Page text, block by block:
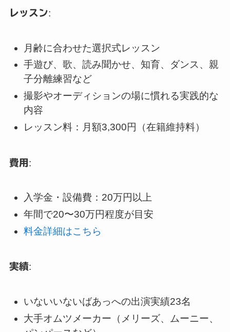
レッスン:
月齢に合わせた選択式レッスン
手遊び、歌、読み聞かせ、知育、ダンス、親
子分離練習など
撮影やオーディションの場に慣れる実践的な
内容
レッスン料：月額3,300円（在籍維持料）
費用 :
入学金・設備費：20万円以上
年間で20〜30万円程度が目安
料金詳細はこちら
実績:
いないいないばあっへの出演実績23名
大手オムツメーカー（メリーズ、ムーニー、